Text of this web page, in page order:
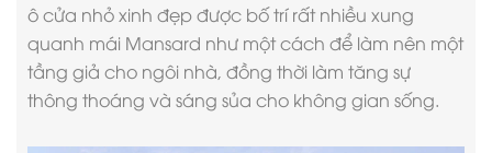
ô cửa nhỏ xinh đẹp được bố trí rất nhiều xung
quanh mái Mansard như một cách để làm nên một
tầng giả cho ngôi nhà, đồng thời làm tăng sự
thông thoáng và sáng sủa cho không gian sống.